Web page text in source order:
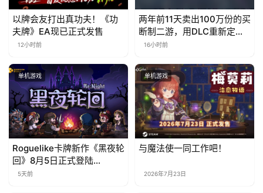
以牌会友打出真功夫！《功
夫牌》EA现已正式发售
12小时前
两年前11天卖出100万份的买
断制二游，用DLC重新定义
行业标杆
16小时前
单机游戏
Roguelike卡牌新作《黑夜轮
回》8月5日正式登陆
Steam，首发9折优惠开启
5天前
单机游戏
与魔法使一同工作吧！
2026年7月23日